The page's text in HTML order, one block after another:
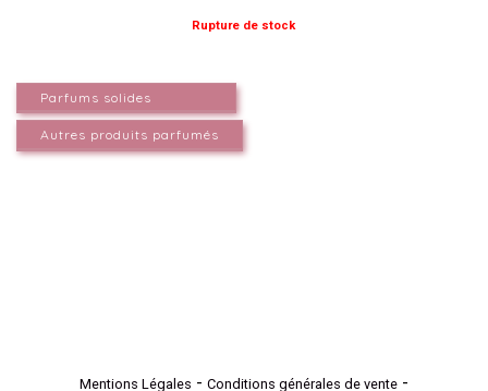
Rupture de stock
Parfums solides
Autres produits parfumés
Mentions Légales Conditions générales de vente